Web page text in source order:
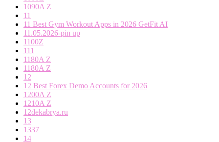
1090A Z
11
11 Best Gym Workout Apps in 2026 GetFit AI
11.05.2026-pin up
1100Z
111
1180A Z
1180A Z
12
12 Best Forex Demo Accounts for 2026
1200A Z
1210A Z
12dekabrya.ru
13
1337
14